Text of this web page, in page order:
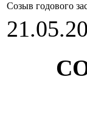
Созыв годового